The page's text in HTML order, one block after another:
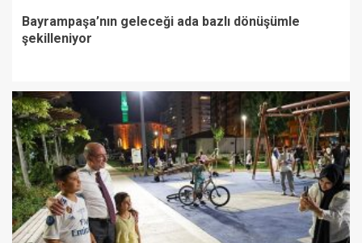
Bayrampaşa’nın geleceği ada bazlı dönüşümle
şekilleniyor